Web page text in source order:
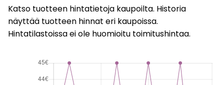
Katso tuotteen hintatietoja kaupoilta. Historia
näyttää tuotteen hinnat eri kaupoissa.
Hintatilastoissa ei ole huomioitu toimitushintaa.